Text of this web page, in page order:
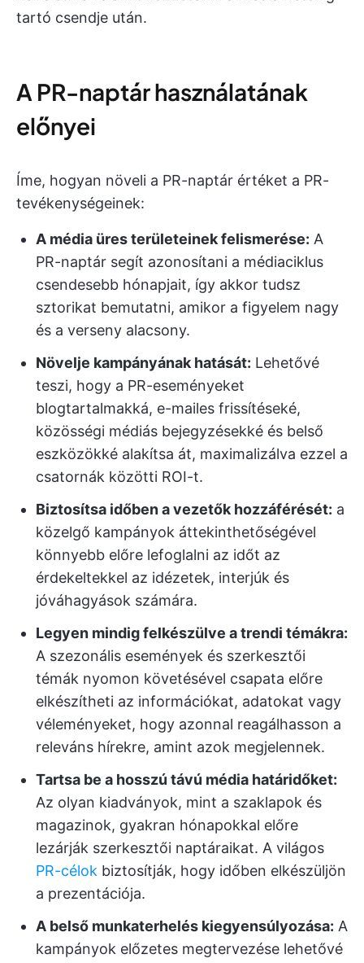
tartó csendje után.
A PR-naptár használatának
előnyei
Íme, hogyan növeli a PR-naptár értéket a PR-
tevékenységeinek:
A média üres területeinek felismerése: A
PR-naptár segít azonosítani a médiaciklus
csendesebb hónapjait, így akkor tudsz
sztorikat bemutatni, amikor a figyelem nagy
és a verseny alacsony.
Növelje kampányának hatását: Lehetővé
teszi, hogy a PR-eseményeket
blogtartalmakká, e-mailes frissítéseké,
közösségi médiás bejegyzésekké és belső
eszközökké alakítsa át, maximalizálva ezzel a
csatornák közötti ROI-t.
Biztosítsa időben a vezetők hozzáférését: a
közelgő kampányok áttekinthetőségével
könnyebb előre lefoglalni az időt az
érdekeltekkel az idézetek, interjúk és
jóváhagyások számára.
Legyen mindig felkészülve a trendi témákra:
A szezonális események és szerkesztői
témák nyomon követésével csapata előre
elkészítheti az információkat, adatokat vagy
véleményeket, hogy azonnal reagálhasson a
releváns hírekre, amint azok megjelennek.
Tartsa be a hosszú távú média határidőket:
Az olyan kiadványok, mint a szaklapok és
magazinok, gyakran hónapokkal előre
lezárják szerkesztői naptáraikat. A világos
PR-célok biztosítják, hogy időben elkészüljön
a prezentációja.
A belső munkaterhelés kiegyensúlyozása: A
kampányok előzetes megtervezése lehetővé